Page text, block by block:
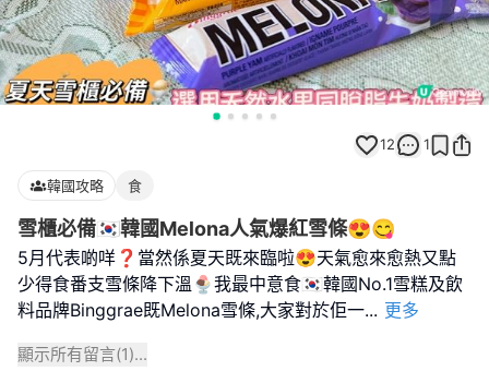
12 1
韓國攻略 食
雪櫃必備🇰🇷韓國Melona人氣爆紅雪條😍😋
5月代表啲咩❓當然係夏天既來臨啦😍天氣愈來愈熱又點
少得食番支雪條降下溫🍨我最中意食🇰🇷韓國No.1雪糕及飲
料品牌Binggrae既Melona雪條,大家對於佢一... 更多
顯示所有留言(1)...